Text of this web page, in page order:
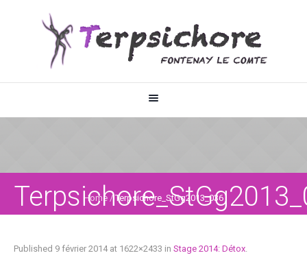
Home /Terpsichore_StGg2013_036
Published 9 février 2014at 1622×2433 in Stage 2014: Détox.